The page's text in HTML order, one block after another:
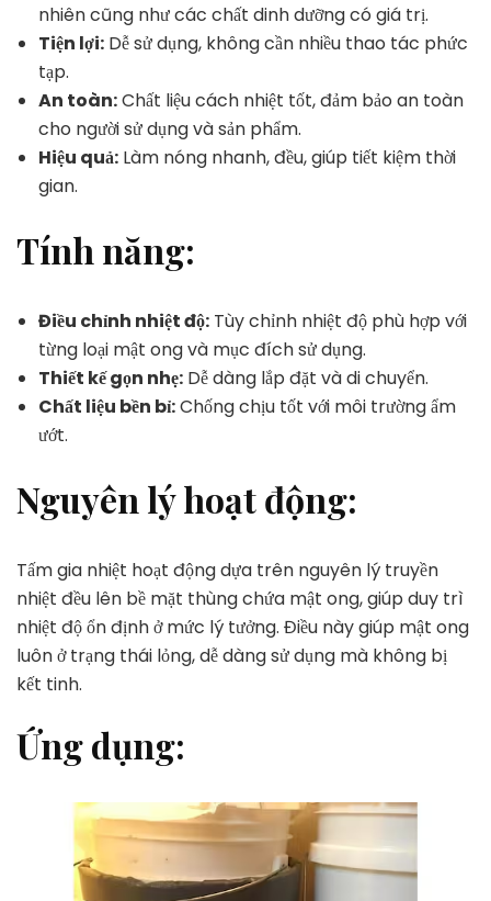
nhiên cũng như các chất dinh dưỡng có giá trị.
Tiện lợi: Dễ sử dụng, không cần nhiều thao tác phức
tạp.
An toàn:Chất liệu cách nhiệt tốt, đảm bảo an toàn
cho người sử dụng và sản phẩm.
Hiệu quả: Làm nóng nhanh, đều, giúp tiết kiệm thời
gian.
Tính năng:
Điều chỉnh nhiệt độ: Tùy chỉnh nhiệt độ phù hợp với
từng loại mật ong và mục đích sử dụng.
Thiết kế gọn nhẹ: Dễ dàng lắp đặt và di chuyển.
Chất liệu bền bỉ:Chống chịu tốt với môi trường ẩm
ướt.
Nguyên lý hoạt động:
Tấm gia nhiệt hoạt động dựa trên nguyên lý truyền
nhiệt đều lên bề mặt thùng chứa mật ong, giúp duy trì
nhiệt độ ổn định ở mức lý tưởng. Điều này giúp mật ong
luôn ở trạng thái lỏng, dễ dàng sử dụng mà không bị
kết tinh.
Ứng dụng: